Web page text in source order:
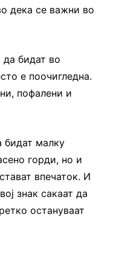
дека се важни во
да бидат во
е поочигледна.
пофалени и
малку
горди, но и
впечаток. И
знак сакаат да
остануваат